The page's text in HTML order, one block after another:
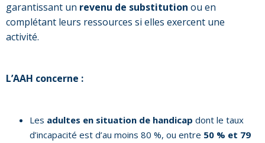
garantissant un revenu de substitution ou en
complétant leurs ressources si elles exercent une
activité.
L’AAH concerne :
Les adultes en situation de handicap dont le taux
d’incapacité est d’au moins 80 %, ou entre 50 % et 79